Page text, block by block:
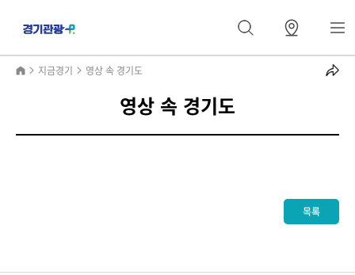
지금경기 영상 속 경기도
영상 속 경기도
목록